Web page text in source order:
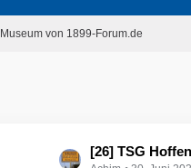
Museum von 1899-Forum.de
L
[26] TSG